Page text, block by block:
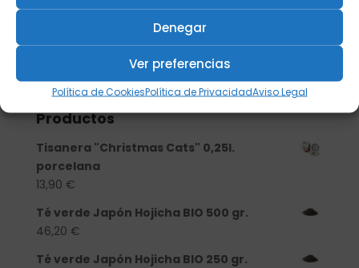
Denegar
Ver preferencias
Política de CookiesPolítica de PrivacidadAviso Legal
Productos
Tisanera "Christmas Cats" 0,25l.
porcelana
13,90 €
Té verde Japón Hojicha BIO 500 gr.
46,20 €
Té verde Japón Hojicha BIO 250 gr.